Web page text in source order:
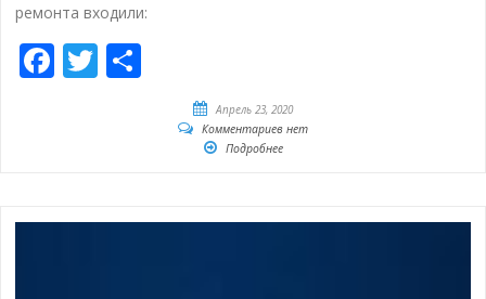
ремонта входили:
Facebook
Twitter
Апрель 23, 2020
Комментариев нет
Подробнее